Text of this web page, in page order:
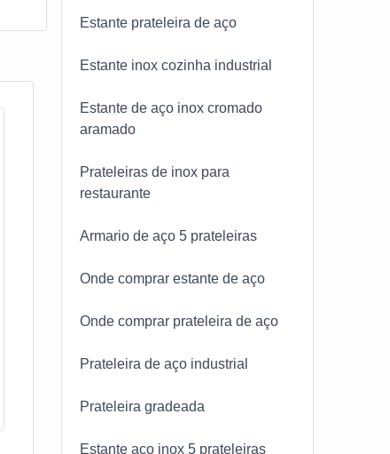
Estante prateleira de aço
Estante inox cozinha industrial
Estante de aço inox cromado
aramado
Prateleiras de inox para
restaurante
Armario de aço 5 prateleiras
Onde comprar estante de aço
Onde comprar prateleira de aço
Prateleira de aço industrial
Prateleira gradeada
Estante aço inox 5 prateleiras